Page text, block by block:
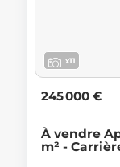
x11
245 000 €
À vendre
m² -